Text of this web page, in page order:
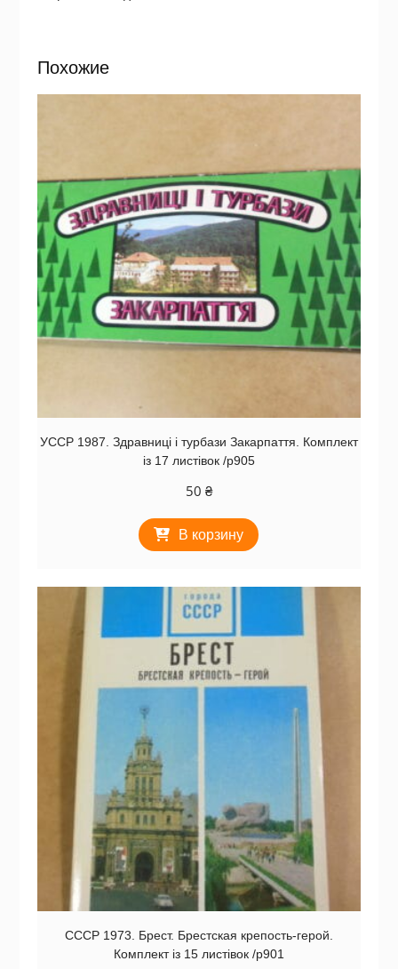
Похожие
УССР 1987. Здравниці і турбази Закарпаття. Комплект
із 17 листівок /р905
50 ₴
В корзину
СССР 1973. Брест. Брестская крепость-герой.
Комплект із 15 листівок /р901